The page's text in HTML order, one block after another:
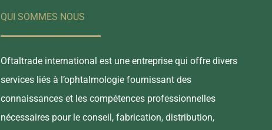
QUI SOMMES NOUS
Oftaltrade international est une entreprise qui offre divers
services liés à l’ophtalmologie fournissant des
connaissances et les compétences professionnelles
nécessaires pour le conseil, fabrication, distribution,